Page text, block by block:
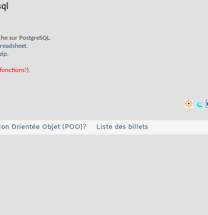
sur PostgreSQL.
.
.
).
Orientée Objet (POO)? Liste des billets